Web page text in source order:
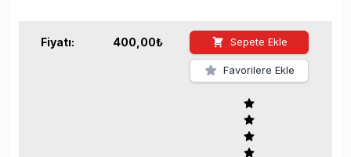
Fiyatı: 400,00₺ Sepete Ekle
Favorilere Ekle